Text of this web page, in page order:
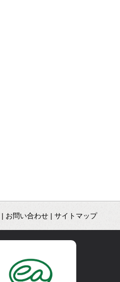
| お問い合わせ | サイトマップ